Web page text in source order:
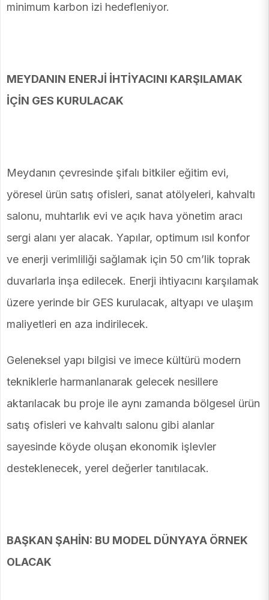
minimum karbon izi hedefleniyor.
MEYDANIN ENERJİ İHTİYACINI KARŞILAMAK
İÇİN GES KURULACAK
Meydanın çevresinde şifalı bitkiler eğitim evi,
yöresel ürün satış ofisleri, sanat atölyeleri, kahvaltı
salonu, muhtarlık evi ve açık hava yönetim aracı
sergi alanı yer alacak. Yapılar, optimum ısıl konfor
ve enerji verimliliği sağlamak için 50 cm’lik toprak
duvarlarla inşa edilecek. Enerji ihtiyacını karşılamak
üzere yerinde bir GES kurulacak, altyapı ve ulaşım
maliyetleri en aza indirilecek.
Geleneksel yapı bilgisi ve imece kültürü modern
tekniklerle harmanlanarak gelecek nesillere
aktarılacak bu proje ile aynı zamanda bölgesel ürün
satış ofisleri ve kahvaltı salonu gibi alanlar
sayesinde köyde oluşan ekonomik işlevler
desteklenecek, yerel değerler tanıtılacak.
BAŞKAN ŞAHİN: BU MODEL DÜNYAYA ÖRNEK
OLACAK